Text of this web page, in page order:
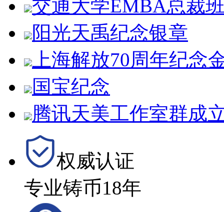
交通大学EMBA总裁
阳光天禹纪念银章
上海解放70周年纪念
国宝纪念
腾讯天美工作室群成
权威认证
专业铸币18年